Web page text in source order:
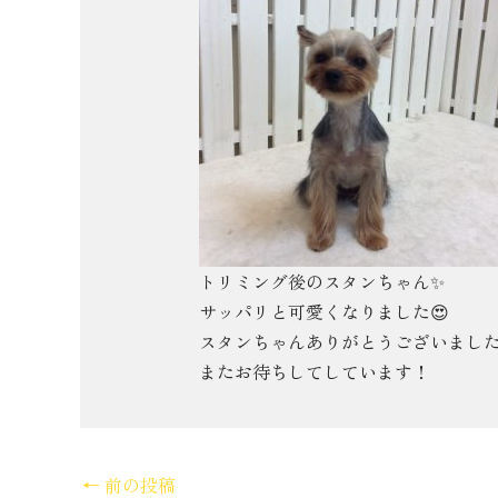
トリミング後のスタンちゃん✨
サッパリと可愛くなりました😍
スタンちゃんありがとうございまし
またお待ちしてしています！
← 前の投稿